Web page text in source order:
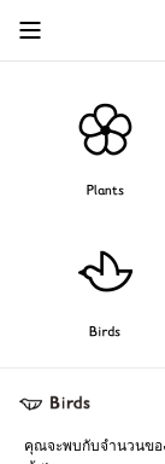
Plants
Birds
คุณจะพบกับจำนวนขอ